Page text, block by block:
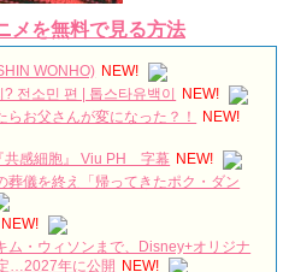
メを無料で見る方法
WONHO) NEW!
전소민 편 | 톱스타유백이
NEW!
お父さんが変になった？！
NEW!
共感細胞』 Viu PH 字幕 NEW!
葬儀を終え「帰ってきたポク・ダン
NEW!
ム・ウィソンまで、Disney+オリジナ
…2027年に公開
NEW!